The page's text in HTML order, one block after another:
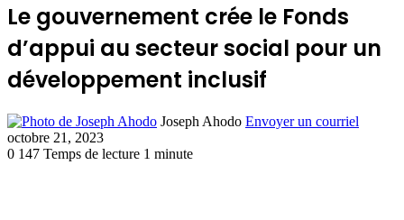
Le gouvernement crée le Fonds
d’appui au secteur social pour un
développement inclusif
Joseph Ahodo Envoyer un courriel
octobre 21, 2023
0 147 Temps de lecture 1 minute